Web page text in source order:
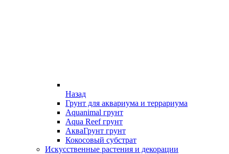
Назад
Грунт для аквариума и террариума
Aquanimal грунт
Aqua Reef грунт
АкваГрунт грунт
Кокосовый субстрат
Искусственные растения и декорации